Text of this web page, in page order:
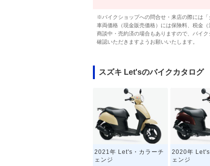
※バイクショップへの問合せ・来店の際には「
車両価格（現金販売価格）には保険料、税金
商談中・売約済の場合もありますので、バイ
確認いただきますようお願いいたします。
スズキ Let'sのバイクカタログ
2021年 Let's・カラーチ
ェンジ
2020年 Let's
ェンジ